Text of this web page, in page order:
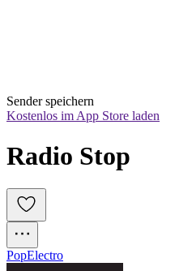
Sender speichern
Kostenlos im App Store laden
Radio Stop
PopElectro